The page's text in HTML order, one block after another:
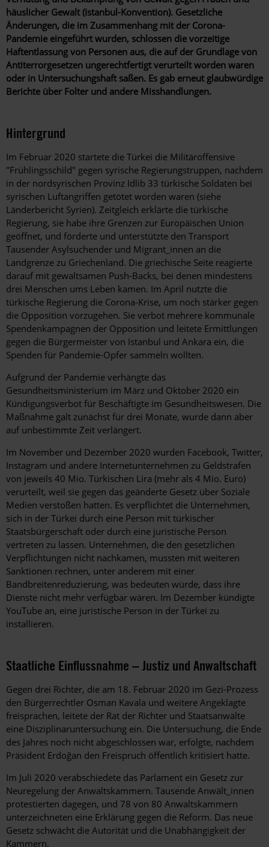
häuslicher Gewalt (Istanbul-Konvention). Gesetzliche
Änderungen, die im Zusammenhang mit der Corona-
Pandemie eingeführt wurden, schlossen die vorzeitige
Haftentlassung von Personen aus, die auf der Grundlage von
Antiterrorgesetzen ungerechtfertigt verurteilt worden waren
oder in Untersuchungshaft saßen. Es gab erneut glaubwürdige
Berichte über Folter und andere Misshandlungen.
Hintergrund
Im Februar 2020 startete die Türkei die Militäroffensive
"Frühlingsschild" gegen syrische Regierungstruppen, nachdem
in der nordsyrischen Provinz Idlib 33 türkische Soldaten bei
syrischen Luftangriffen getötet worden waren (siehe
Länderbericht Syrien). Zeitgleich erklärte die türkische
Regierung, sie habe ihre Grenzen zur Europäischen Union
geöffnet, und förderte und unterstützte den Transport
Tausender Asylsuchender und Migrant_innen an die
Landgrenze zu Griechenland. Die griechische Seite reagierte
darauf mit gewaltsamen Push-Backs, bei denen mindestens
drei Menschen ums Leben kamen. Im April nutzte die
türkische Regierung die Corona-Krise, um noch stärker gegen
die Opposition vorzugehen. Sie verbot mehrere kommunale
Spendenkampagnen der Opposition und leitete Ermittlungen
gegen die Bürgermeister von Istanbul und Ankara ein, die
Spenden für Pandemie-Opfer sammeln wollten.
Aufgrund der Pandemie verhängte das
Gesundheitsministerium im März und Oktober 2020 ein
Kündigungsverbot für Beschäftigte im Gesundheitswesen. Die
Maßnahme galt zunächst für drei Monate, wurde dann aber
auf unbestimmte Zeit verlängert.
Im November und Dezember 2020 wurden Facebook, Twitter,
Instagram und andere Internetunternehmen zu Geldstrafen
von jeweils 40 Mio. Türkischen Lira (mehr als 4 Mio. Euro)
verurteilt, weil sie gegen das geänderte Gesetz über Soziale
Medien verstoßen hatten. Es verpflichtet die Unternehmen,
sich in der Türkei durch eine Person mit türkischer
Staatsbürgerschaft oder durch eine juristische Person
vertreten zu lassen. Unternehmen, die den gesetzlichen
Verpflichtungen nicht nachkamen, mussten mit weiteren
Sanktionen rechnen, unter anderem mit einer
Bandbreitenreduzierung, was bedeuten würde, dass ihre
Dienste nicht mehr verfügbar wären. Im Dezember kündigte
YouTube an, eine juristische Person in der Türkei zu
installieren.
Staatliche Einflussnahme – Justiz und Anwaltschaft
Gegen drei Richter, die am 18. Februar 2020 im Gezi-Prozess
den Bürgerrechtler Osman Kavala und weitere Angeklagte
freisprachen, leitete der Rat der Richter und Staatsanwälte
eine Disziplinaruntersuchung ein. Die Untersuchung, die Ende
des Jahres noch nicht abgeschlossen war, erfolgte, nachdem
Präsident Erdoğan den Freispruch öffentlich kritisiert hatte.
Im Juli 2020 verabschiedete das Parlament ein Gesetz zur
Neuregelung der Anwaltskammern. Tausende Anwält_innen
protestierten dagegen, und 78 von 80 Anwaltskammern
unterzeichneten eine Erklärung gegen die Reform. Das neue
Gesetz schwächt die Autorität und die Unabhängigkeit der
Kammern.